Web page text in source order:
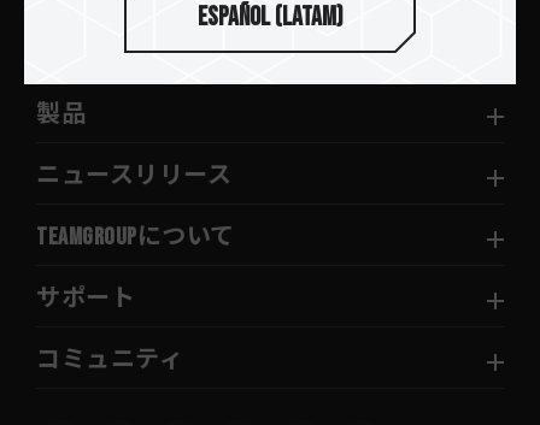
製品
ニュースリリース
TEAMGROUPについて
サポート
コミュニティ
Español (Latam)